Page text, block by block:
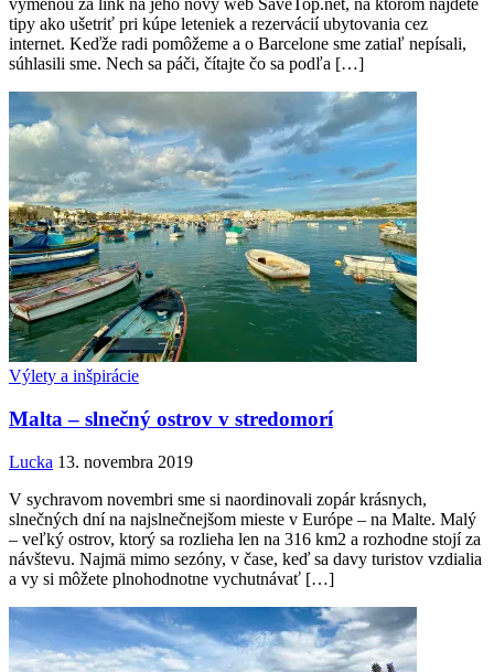
výmenou za link na jeho nový web SaveTop.net, na ktorom nájdete
tipy ako ušetriť pri kúpe leteniek a rezervácií ubytovania cez
internet. Keďže radi pomôžeme a o Barcelone sme zatiaľ nepísali,
súhlasili sme. Nech sa páči, čítajte čo sa podľa […]
Výlety a inšpirácie
Malta – slnečný ostrov v stredomorí
Lucka 13. novembra 2019
V sychravom novembri sme si naordinovali zopár krásnych,
slnečných dní na najslnečnejšom mieste v Európe – na Malte. Malý
– veľký ostrov, ktorý sa rozlieha len na 316 km2 a rozhodne stojí za
návštevu. Najmä mimo sezóny, v čase, keď sa davy turistov vzdialia
a vy si môžete plnohodnotne vychutnávať […]